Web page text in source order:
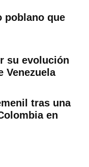
poblano que
su evolución
Venezuela
tras una
en